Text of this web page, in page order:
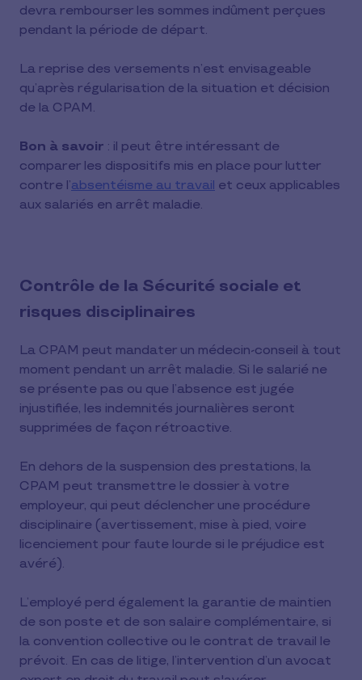
devra rembourser les sommes indûment perçues
pendant la période de départ.
La reprise des versements n’est envisageable
qu’après régularisation de la situation et décision
de la CPAM.
Bon à savoir : il peut être intéressant de
comparer les dispositifs mis en place pour lutter
contre l’absentéisme au travail et ceux applicables
aux salariés en arrêt maladie.
Contrôle de la Sécurité sociale et
risques disciplinaires
La CPAM peut mandater un médecin-conseil à tout
moment pendant un arrêt maladie. Si le salarié ne
se présente pas ou que l’absence est jugée
injustifiée, les indemnités journalières seront
supprimées de façon rétroactive.
En dehors de la suspension des prestations, la
CPAM peut transmettre le dossier à votre
employeur, qui peut déclencher une procédure
disciplinaire (avertissement, mise à pied, voire
licenciement pour faute lourde si le préjudice est
avéré).
L’employé perd également la garantie de maintien
de son poste et de son salaire complémentaire, si
la convention collective ou le contrat de travail le
prévoit. En cas de litige, l’intervention d’un avocat